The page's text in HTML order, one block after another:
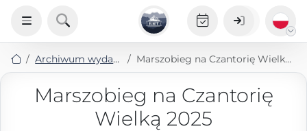
Archiwum wydarzeń Marszobieg na Czantorię Wielką 2025
Marszobieg na Czantorię
Wielką 2025